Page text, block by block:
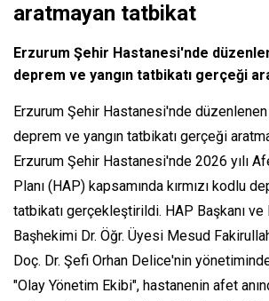
aratmayan tatbikat
Erzurum Şehir Hastanesi'nde
deprem ve yangın tatbikatı gerçeği
Erzurum Şehir Hastanesi'nde düzenlenen
deprem ve yangın tatbikatı gerçeği
Erzurum Şehir Hastanesi'nde 2026 yılı
Planı (HAP) kapsamında kırmızı kodlu
tatbikatı gerçekleştirildi. HAP Başkanı ve
Başhekimi Dr. Öğr. Üyesi Mesud
Doç. Dr. Şefi Orhan Delice'nin
"Olay Yönetim Ekibi", hastanenin afet